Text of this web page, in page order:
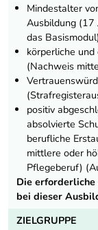
Mindestalter
Ausbildung (17
das Basismodul)
körperliche
(Nachweis
positiv
absolvierte
berufliche
mittlere oder
Pflegeberuf)
Die
bei dieser
ZIELGRUPPE